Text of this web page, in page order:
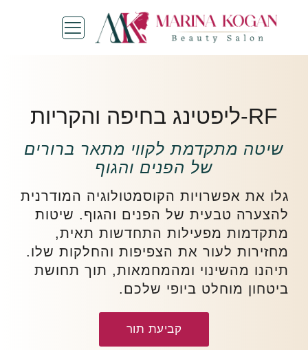
RF-ליפטינג בחיפה והקריות
שיטה מתקדמת לקווי מתאר ברורים
של הפנים והגוף
גלו את אפשרויות הקוסמטולוגיה המודרנית
להצערה טבעית של הפנים והגוף. שיטות
מתקדמות מפעילות התחדשות תאית,
מחזירות לעור את הצפיפות והחלקות שלו.
תיהנו מהשינוי ומהמחמאות, תוך תחושת
ביטחון מוחלט ביופי שלכם.
קביעת תור